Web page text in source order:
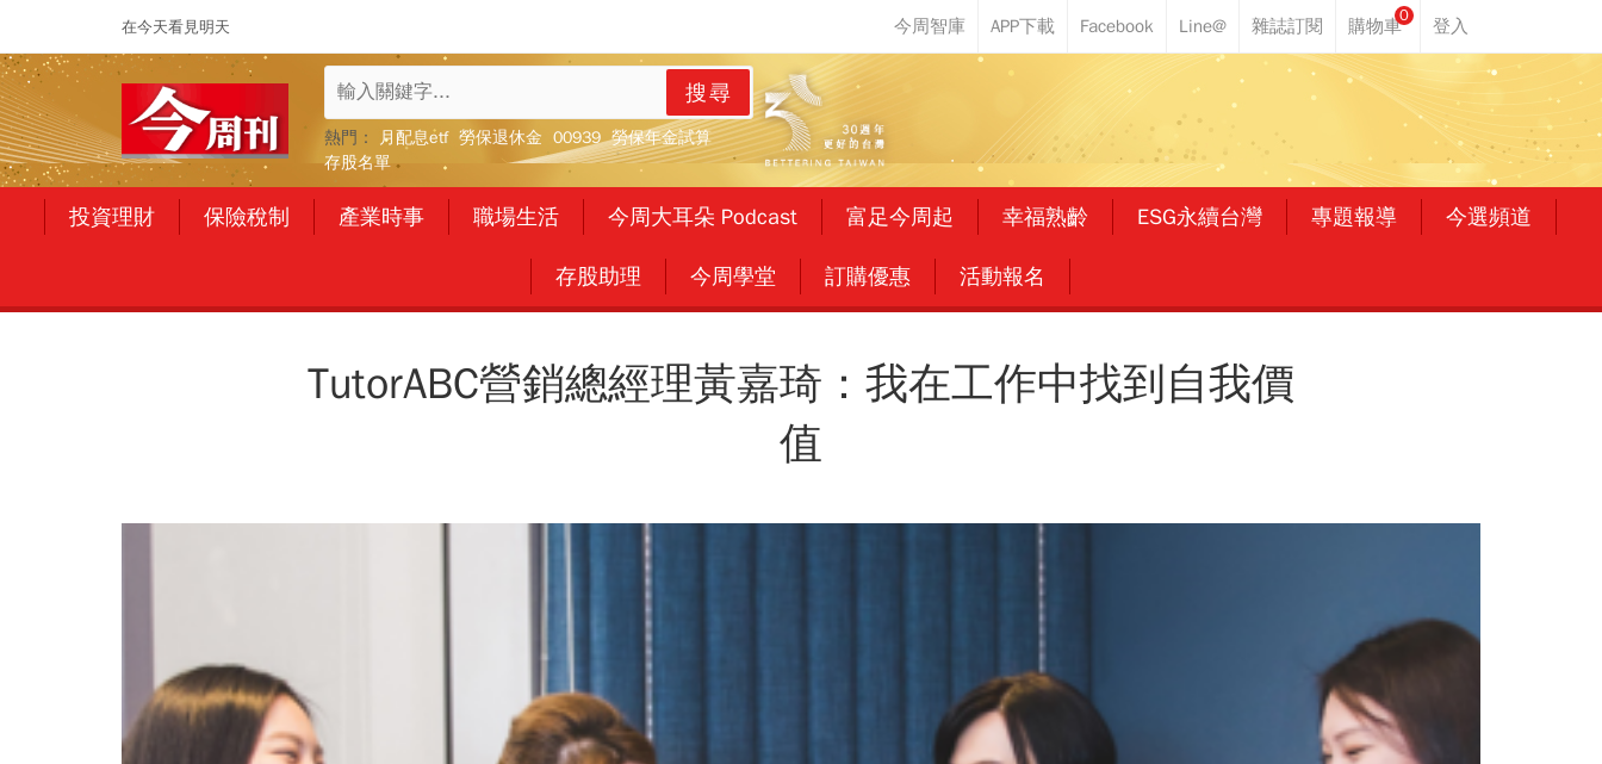
在今天看見明天
0
搜尋
熱門： 月配息etf 勞保退休金 00939 勞保年金試算
存股名單
投資理財 保險稅制 產業時事 職場生活 今周大耳朵 Podcast 富足今周起 幸福熟齡 ESG永續台灣 專題報導 今選頻道
存股助理 今周學堂 訂購優惠 活動報名
TutorABC營銷總經理黃嘉琦：我在工作中找到自我價
值